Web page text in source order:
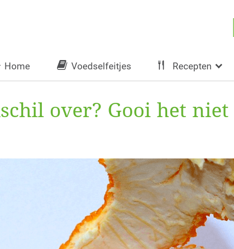
Home Voedselfeitjes Recepten
over? Gooi het